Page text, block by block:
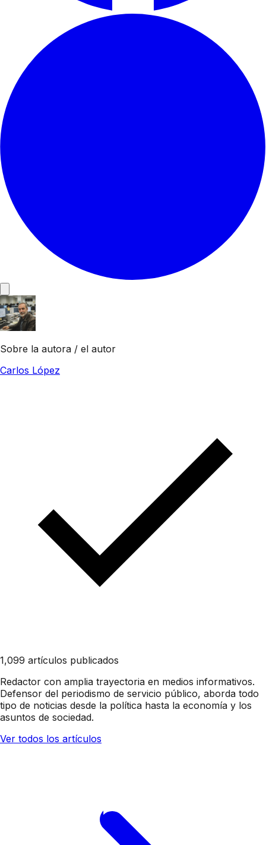
Sobre la autora / el autor
Carlos López
1,099 artículos publicados
Redactor con amplia trayectoria en medios informativos.
Defensor del periodismo de servicio público, aborda todo
tipo de noticias desde la política hasta la economía y los
asuntos de sociedad.
Ver todos los artículos